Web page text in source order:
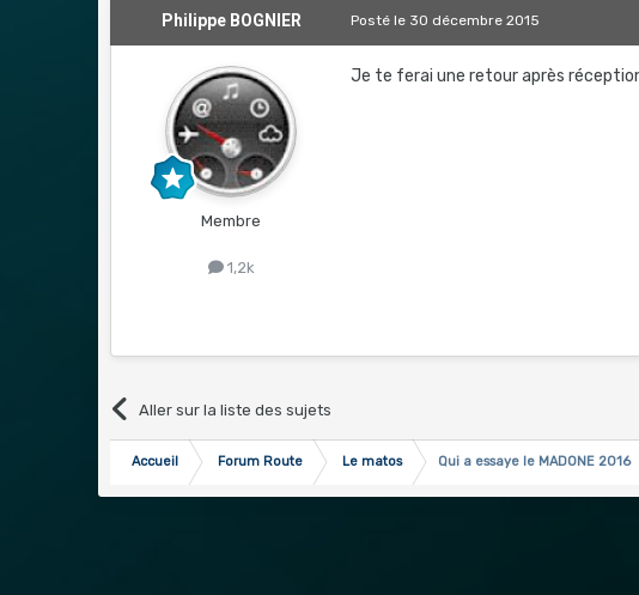
Philippe BOGNIER
Membre
1,2k
Postéle 30 décembre 2015
Je te ferai une retour après
Aller sur la liste des sujets
Accueil Forum Route Le matos Qui a essaye le MADONE 2016